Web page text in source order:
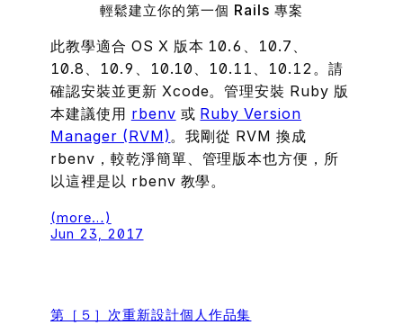
輕鬆建立你的第一個 Rails 專案
此教學適合 OS X 版本 10.6、10.7、
10.8、10.9、10.10、10.11、10.12。請
確認安裝並更新 Xcode。管理安裝 Ruby 版
本建議使用 rbenv 或 Ruby Version
Manager (RVM)。我剛從 RVM 換成
rbenv，較乾淨簡單、管理版本也方便，所
以這裡是以 rbenv 教學。
(more…)
Jun 23, 2017
第［５］次重新設計個人作品集